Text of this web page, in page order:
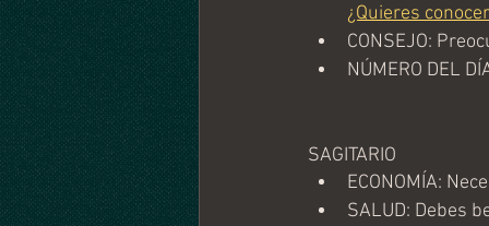
¿Quieres
CONSEJO:
NÚMERO DEL
SAGITARIO
ECONOMÍA:
SALUD: Debes